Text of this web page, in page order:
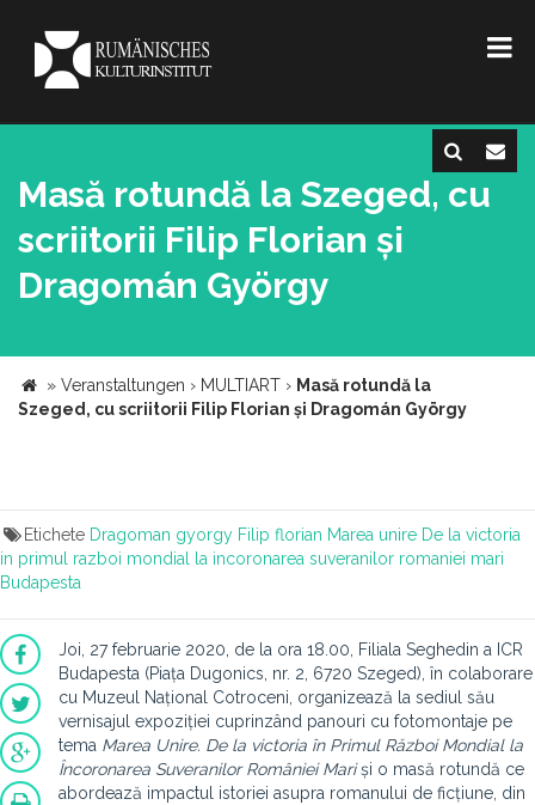
Masă rotundă la Szeged, cu
scriitorii Filip Florian și
Dragomán György
» Veranstaltungen › MULTIART › Masă rotundă la
Szeged, cu scriitorii Filip Florian și Dragomán György
Etichete Dragoman gyorgy Filip florian Marea unire De la victoria
in primul razboi mondial la incoronarea suveranilor romaniei mari
Budapesta
Joi, 27 februarie 2020, de la ora 18.00, Filiala Seghedin a ICR
Budapesta (Piața Dugonics, nr. 2, 6720 Szeged), în colaborare
cu Muzeul Național Cotroceni, organizează la sediul său
vernisajul expoziției cuprinzând panouri cu fotomontaje pe
tema Marea Unire. De la victoria în Primul Război Mondial la
Încoronarea Suveranilor României Mariși o masă rotundă ce
abordează impactul istoriei asupra romanului de ficțiune, din